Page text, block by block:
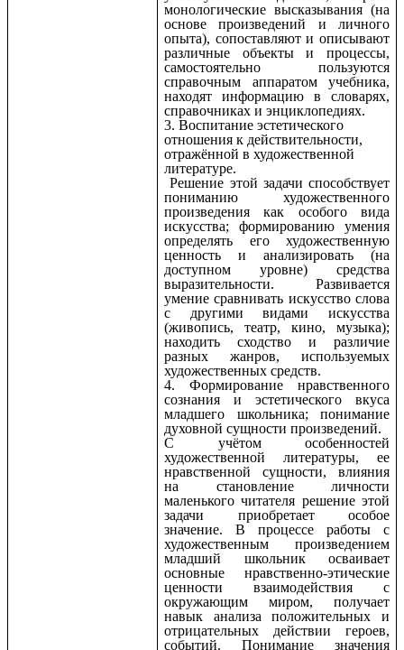
монологические высказывания (на
основе произведений и личного
опыта), сопоставляют и описывают
различные объекты и процессы,
самостоятельно пользуются
справочным аппаратом учебника,
находят информацию в словарях,
справочниках и энциклопедиях.
3. Воспитание эстетического
отношения к действительности,
отражённой в художественной
литературе.
Решение этой задачи способствует
пониманию художественного
произведения как особого вида
искусства; формированию умения
определять его художественную
ценность и анализировать (на
доступном уровне) средства
выразительности. Развивается
умение сравнивать искусство слова
с другими видами искусства
(живопись, театр, кино, музыка);
находить сходство и различие
разных жанров, используемых
художественных средств.
4. Формирование нравственного
сознания и эстетического вкуса
младшего школьника; понимание
духовной сущности произведений.
С учётом особенностей
художественной литературы, ее
нравственной сущности, влияния
на становление личности
маленького читателя решение этой
задачи приобретает особое
значение. В процессе работы с
художественным произведением
младший школьник осваивает
основные нравственно-этические
ценности взаимодействия с
окружающим миром, получает
навык анализа положительных и
отрицательных действии героев,
событий. Понимание значения